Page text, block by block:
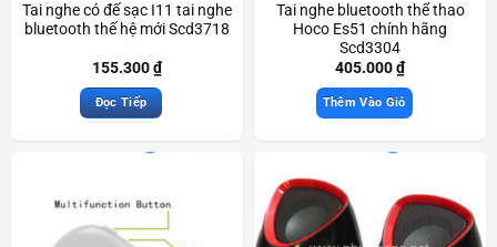
Tai nghe có đế sạc I11 tai nghe
bluetooth thế hệ mới Scd3718
155.300₫
Đọc Tiếp
Tai nghe bluetooth thể thao
Hoco Es51 chính hãng
Scd3304
405.000₫
Thêm Vào Giỏ